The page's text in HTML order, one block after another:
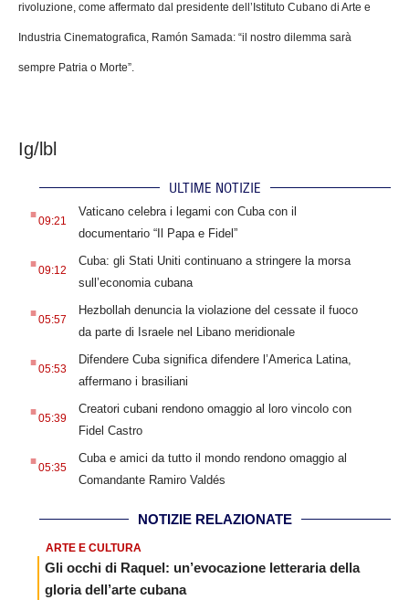
rivoluzione, come affermato dal presidente dell’Istituto Cubano di Arte e
Industria Cinematografica, Ramón Samada: “il nostro dilemma sarà
sempre Patria o Morte”.
Ig/lbl
ULTIME NOTIZIE
.09:21
Vaticano celebra i legami con Cuba con il
documentario “Il Papa e Fidel”
.09:12
Cuba: gli Stati Uniti continuano a stringere la morsa
sull’economia cubana
.05:57
Hezbollah denuncia la violazione del cessate il fuoco
da parte di Israele nel Libano meridionale
.05:53
Difendere Cuba significa difendere l’America Latina,
affermano i brasiliani
.05:39
Creatori cubani rendono omaggio al loro vincolo con
Fidel Castro
.05:35
Cuba e amici da tutto il mondo rendono omaggio al
Comandante Ramiro Valdés
NOTIZIE RELAZIONATE
ARTE E CULTURA
Gli occhi di Raquel: un’evocazione letteraria della
gloria dell’arte cubana